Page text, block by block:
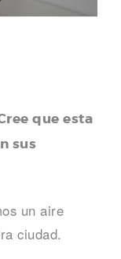
que esta
sus
un aire
ciudad.